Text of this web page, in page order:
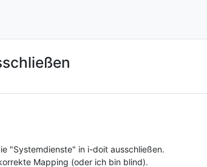
"Systemdienste" in i-doit ausschließen.
Mapping (oder ich bin blind).